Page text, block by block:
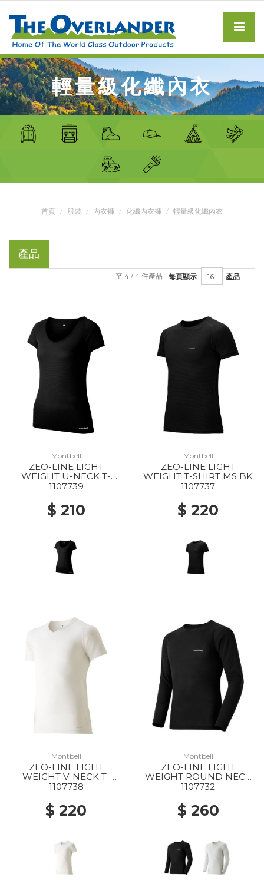
輕量級化纖內衣
首頁 服裝 內衣褲 化纖內衣褲 輕量級化纖內衣
產品
每頁顯示 產品
1 至 4 / 4 件產品
Montbell
ZEO-LINE LIGHT
WEIGHT U-NECK T-
SHIRT WS BK
1107739
$ 210
Montbell
ZEO-LINE LIGHT
WEIGHT T-SHIRT MS BK
1107737
$ 220
Montbell
ZEO-LINE LIGHT
WEIGHT V-NECK T-
SHIRT MS WT
1107738
$ 220
Montbell
ZEO-LINE LIGHT
WEIGHT ROUND NECK
SHIRT MS BK
1107732
$ 260